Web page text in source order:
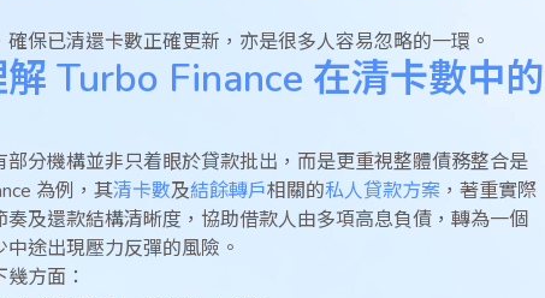
保已清還卡數正確更新，亦是很多人容易忽略的一環。
Turbo Finance 在清卡數中的
分機構並非只着眼於貸款批出，而是更重視整體債務整合是
為例，其清卡數及結餘轉戶相關的私人貸款方案 ，著重實際
及還款結構清晰度，協助借款人由多項高息負債，轉為一個
途出現壓力反彈的風險。
方面：